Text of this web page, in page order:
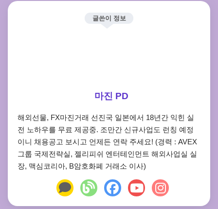
글쓴이 정보
마진 PD
해외선물, FX마진거래 선진국 일본에서 18년간 익힌 실
전 노하우를 무료 제공중. 조만간 신규사업도 런칭 예정
이니 채용공고 보시고 언제든 연락 주세요! (경력 : AVEX
그룹 국제전략실, 젤리피쉬 엔터테인먼트 해외사업실 실
장, 맥심코리아, B암호화폐 거래소 이사)